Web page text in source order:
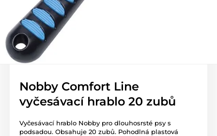
Nobby Comfort Line
vyčesávací hrablo 20 zubů
Vyčesávací hrablo Nobby pro dlouhosrsté psy s
podsadou. Obsahuje 20 zubů. Pohodlná plastová